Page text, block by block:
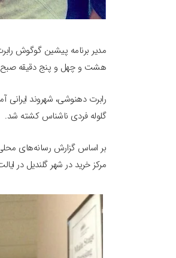
مدیر برنامه پیشین گوگوش
هشت و چهل و پنج دقیقه صبح پنجشنبه، ۲۵ مرداد، در یک مرکز خرید در شهر گلندیل در ایالت
رابرت دهنوشی، شهروند
گلوله فردی ناشناس کشته شد.
مرکز خرید در شهر گلندیل در